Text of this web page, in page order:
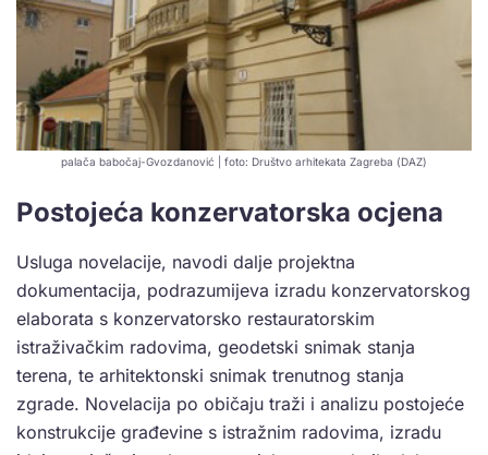
palača babočaj-Gvozdanović | foto: Društvo arhitekata Zagreba (DAZ)
Postojeća konzervatorska ocjena
Usluga novelacije, navodi dalje projektna
dokumentacija, podrazumijeva izradu konzervatorskog
elaborata s konzervatorsko restauratorskim
istraživačkim radovima, geodetski snimak stanja
terena, te arhitektonski snimak trenutnog stanja
zgrade. Novelacija po običaju traži i analizu postojeće
konstrukcije građevine s istražnim radovima, izradu